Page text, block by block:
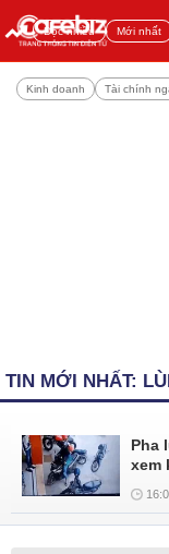
Đọc nhiều Mới nhất
Kinh doanh Tài chính
TIN MỚI NHẤT:
Pha
xem